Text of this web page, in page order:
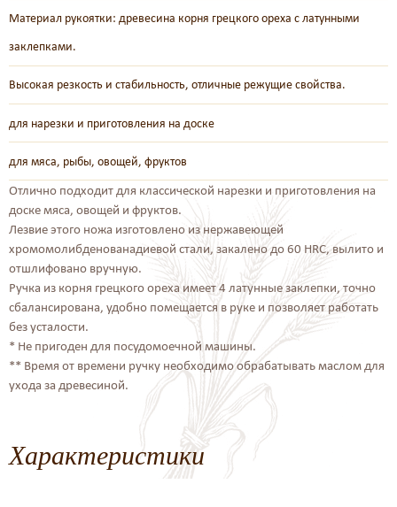
Материал рукоятки: древесина корня грецкого ореха с латунными
заклепками.
Высокая резкость и стабильность, отличные режущие свойства.
для нарезки и приготовления на доске
для мяса, рыбы, овощей, фруктов
Отлично подходит для классической нарезки и приготовления на
доске мяса, овощей и фруктов.
Лезвие этого ножа изготовлено из нержавеющей
хромомолибденованадиевой стали, закалено до 60 HRC, вылито и
отшлифовано вручную.
Ручка из корня грецкого ореха имеет 4 латунные заклепки, точно
сбалансирована, удобно помещается в руке и позволяет работать
без усталости.
* Не пригоден для посудомоечной машины.
** Время от времени ручку необходимо обрабатывать маслом для
ухода за древесиной.
Характеристики